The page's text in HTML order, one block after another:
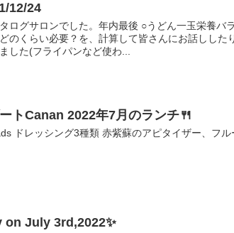
12/24
ログサロンでした。年内最後 ○うどん一玉栄養バ
のくらい必要？を、計算して皆さんにお話しした
した(フライパンなど使わ...
トCanan 2022年7月のランチ🍴
ドレッシング3種類 赤紫蘇のアピタイザー、フル
July 3rd,2022✨